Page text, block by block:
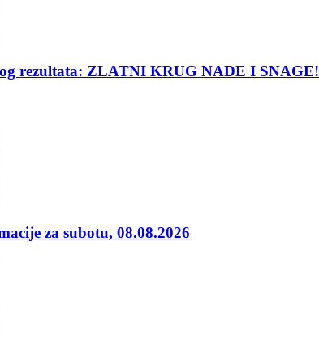
rezultata: ZLATNI KRUG NADE I SNAGE!
za subotu, 08.08.2026